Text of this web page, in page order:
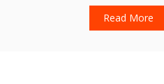
Read More